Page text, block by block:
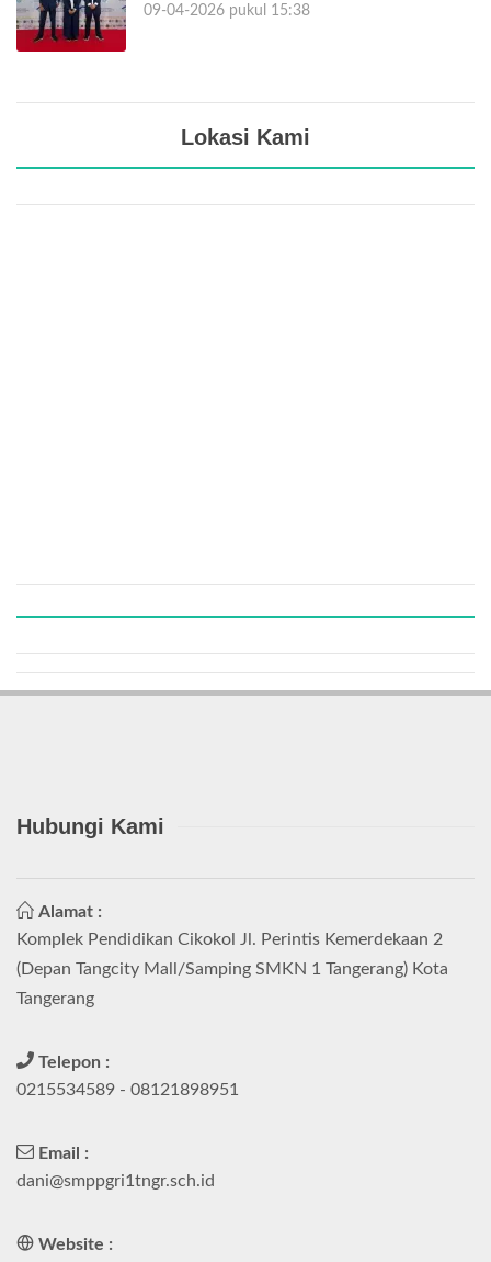
09-04-2026 pukul 15:38
Lokasi Kami
Hubungi Kami
Alamat :
Komplek Pendidikan Cikokol Jl. Perintis Kemerdekaan 2
(Depan Tangcity Mall/Samping SMKN 1 Tangerang) Kota
Tangerang
Telepon :
0215534589 - 08121898951
Email :
dani@smppgri1tngr.sch.id
Website :